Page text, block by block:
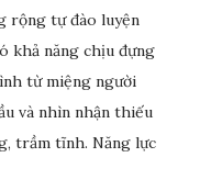
rộng tự đào luyện
khả năng chịu đựng
từ miệng người
và nhìn nhận thiếu
trầm tĩnh. Năng lực